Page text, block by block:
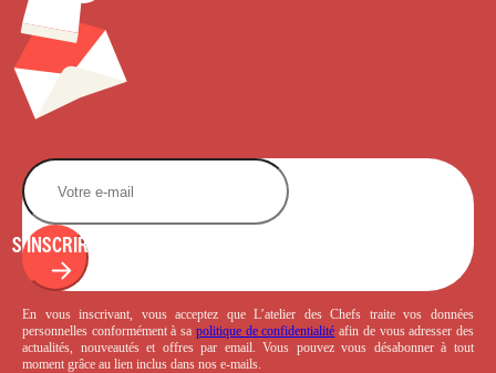
S'INSCRIRE
En vous inscrivant, vous acceptez que L’atelier des Chefs traite vos données
personnelles conformément à sa politique de confidentialité afin de vous adresser des
actualités, nouveautés et offres par email. Vous pouvez vous désabonner à tout
moment grâce au lien inclus dans nos e-mails.